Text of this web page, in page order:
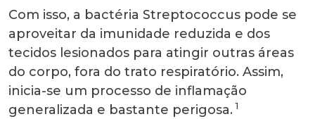
Com isso, a bactéria Streptococcus pode se
aproveitar da imunidade reduzida e dos
tecidos lesionados para atingir outras áreas
do corpo, fora do trato respiratório. Assim,
inicia-se um processo de inflamação
generalizada e bastante perigosa. 1